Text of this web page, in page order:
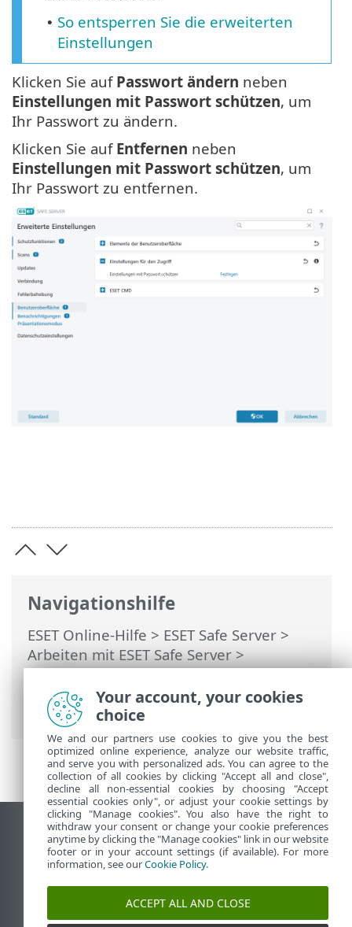
Navigationshilfe
ESET Online-Hilfe > ESET Safe Server >
Arbeiten mit ESET Safe Server>
Erweiterte Einstellungen>
Benutzeroberfläche> Einstellungen für
den Zugriff
• So entsperren Sie die erweiterten
Einstellungen
Klicken Sie auf Passwort ändern neben
Einstellungen mit Passwort schützen, um
Ihr Passwort zu ändern.
Klicken Sie auf Entfernen neben
Einstellungen mit Passwort schützen, um
Ihr Passwort zu entfernen.
Desktop-Site anzeigen
End of Life
ESET Knowledgebase
ESET-Forum
ESET Status Portal
Your account, your cookies
choice
We and our partners use cookies to give you the best
optimized online experience, analyze our website traffic,
and serve you with personalized ads. You can agree to the
collection of all cookies by clicking "Accept all and close",
decline all non-essential cookies by choosing "Accept
essential cookies only", or adjust your cookie settings by
clicking "Manage cookies". You also have the right to
withdraw your consent or change your cookie preferences
anytime by clicking the "Manage cookies" link in our website
footer or in your account settings (if available). For more
information, see ourCookie Policy.
ACCEPT ALL AND CLOSE